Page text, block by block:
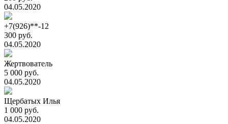
04.05.2020
+7(926)**-12
300 руб.
04.05.2020
Жертвователь
5 000 руб.
04.05.2020
Щербатых Илья
1 000 руб.
04.05.2020